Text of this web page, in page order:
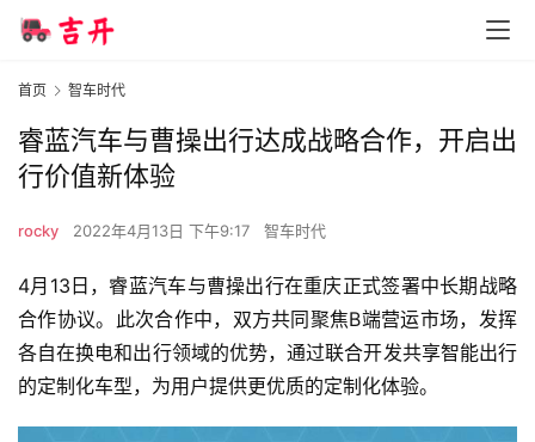
首页 智车时代
睿蓝汽车与曹操出行达成战略合作，开启出
行价值新体验
rocky 2022年4月13日 下午9:17 智车时代
4月13日，睿蓝汽车与曹操出行在重庆正式签署中长期战略
合作协议。此次合作中，双方共同聚焦B端营运市场，发挥
各自在换电和出行领域的优势，通过联合开发共享智能出行
的定制化车型，为用户提供更优质的定制化体验。